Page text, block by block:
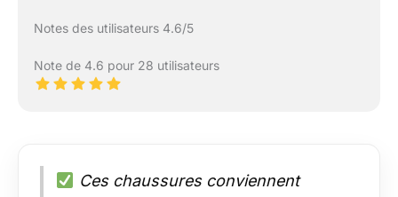
Notes des utilisateurs 4.6/5
Note de 4.6 pour 28 utilisateurs
Ces chaussures conviennent